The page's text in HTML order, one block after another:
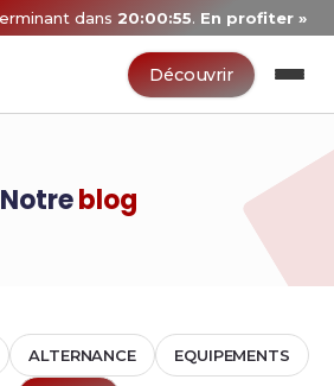
dans 20:00:55. En profiter »
Découvrir
Notreblog
ALTERNANCE EQUIPEMENTS